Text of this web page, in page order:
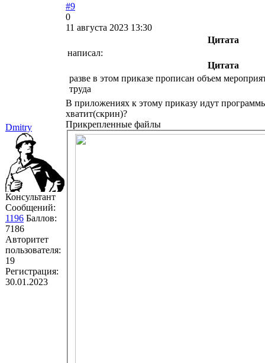
Dmitry
Консультант
Сообщений:
1196 Баллов:
7186
Авторитет
пользователя:
19
Регистрация:
30.01.2023
#9
0
11 августа 2023 13:30
Цитата
написал:
Цитата
разве в этом приказе прописан объем
труда
В приложениях к этому приказу идут
хватит(скрин)?
Прикрепленные файлы